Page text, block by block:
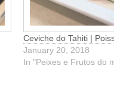
Ceviche do Tahiti |
January 20, 2018
In "Peixes e Frutos do